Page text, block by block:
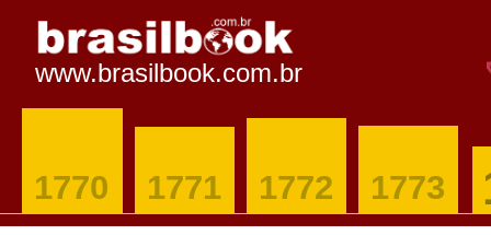
www.brasilbook.com.br
1770 1771 1772 1773